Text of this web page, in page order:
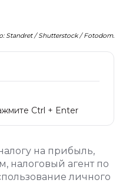
Standret / Shutterstock / Fotodom.
Ctrl + Enter
на прибыль,
, налоговый агент по
личного